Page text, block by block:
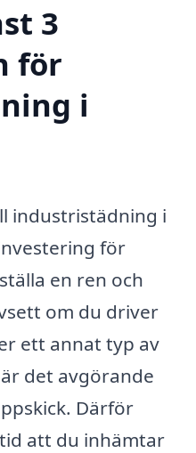
3
för
i
industristädning i
för
en ren och
om du driver
ett annat typ av
det avgörande
Därför
att du inhämtar